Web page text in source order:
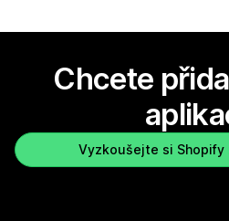
Chcete
Vyzkoušejte si Shopify